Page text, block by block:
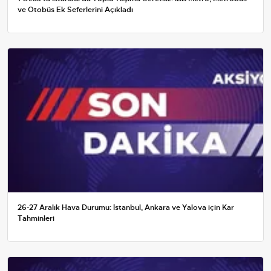
ve Otobüs Ek Seferlerini Açıkladı
26-27 Aralık Hava Durumu: İstanbul, Ankara ve Yalova için Kar
Tahminleri